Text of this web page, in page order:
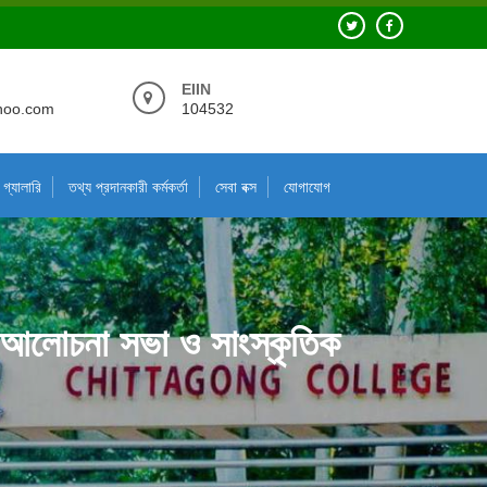
EIIN
104532
গ্যালারি তথ্য প্রদানকারী কর্মকর্তা সেবা বক্স যোগাযোগ
আলোচনা সভা ও সাংস্কৃতিক